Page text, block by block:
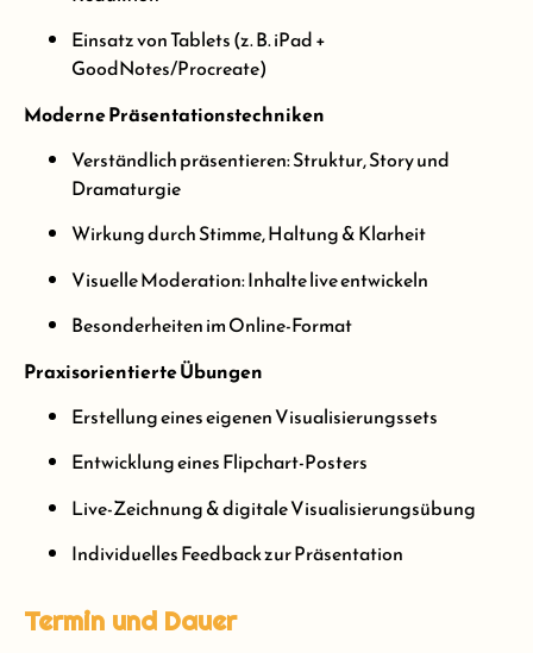
Einsatz von Tablets (z. B. iPad +
GoodNotes/Procreate)
Moderne Präsentationstechniken
Verständlich präsentieren: Struktur, Story und
Dramaturgie
Wirkung durch Stimme, Haltung & Klarheit
Visuelle Moderation: Inhalte live entwickeln
Besonderheiten im Online-Format
Praxisorientierte Übungen
Erstellung eines eigenen Visualisierungssets
Entwicklung eines Flipchart-Posters
Live-Zeichnung & digitale Visualisierungsübung
Individuelles Feedback zur Präsentation
Termin und Dauer